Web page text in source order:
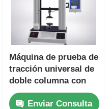
Máquina de prueba de
tracción universal de
doble columna con
control de pantalla
táctil y accesorios
Enviar Consulta